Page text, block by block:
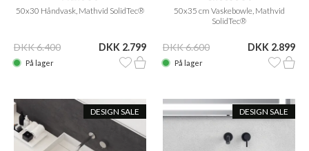
50x30 Håndvask, Mathvid SolidTec®
DKK 6.400 DKK 2.799
På lager
50x35 cm Vaskebowle, Mathvid
SolidTec®
DKK 6.600 DKK 2.899
På lager
DESIGN SALE DESIGN SALE